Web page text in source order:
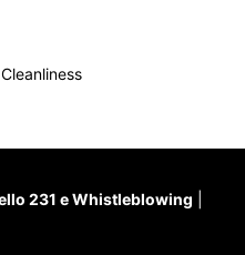
231 e Whistleblowing